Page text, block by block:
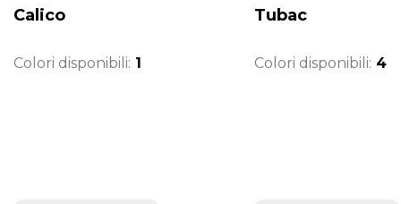
Calico
Colori disponibili: 1
Tubac
Colori disponibili: 4